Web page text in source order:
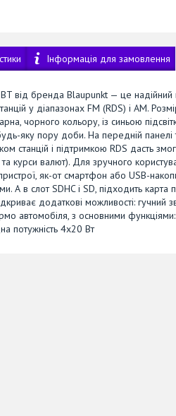
Інформація для замовлення
BT від бренда Blaupunkt — це
у діапазонах FM (RDS) і AM.
чорного кольору, із синьою
яку пору доби. На передній
станцій і підтримкою RDS дасть
курси валют). Для зручного
як-от смартфон або USB-
А в слот SDHC і SD, підходить
додаткові можливості: гучний
автомобіля, з основними
потужність 4х20 Вт